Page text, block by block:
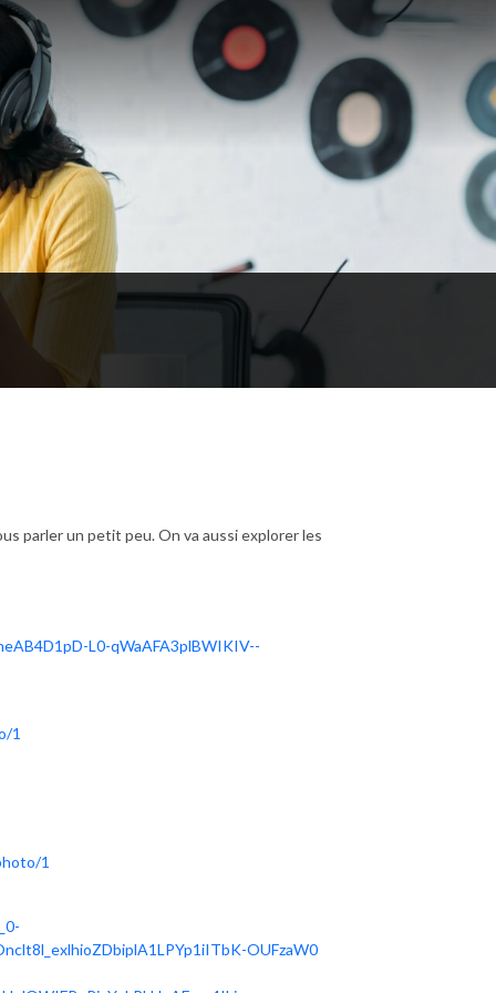
parler un petit peu. On va aussi explorer les
L0-qWaAFA3plBWIKIV--
1
1
OUFzaW0